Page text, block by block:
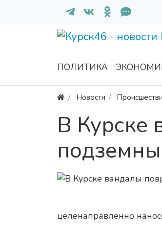
ПОЛИТИКА
Новости
В Курске
целенаправленно